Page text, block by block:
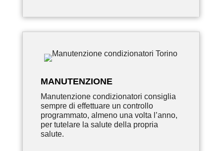
MANUTENZIONE
Manutenzione condizionatori consiglia
sempre di effettuare un controllo
programmato, almeno una volta l’anno,
per tutelare la salute della propria
salute.